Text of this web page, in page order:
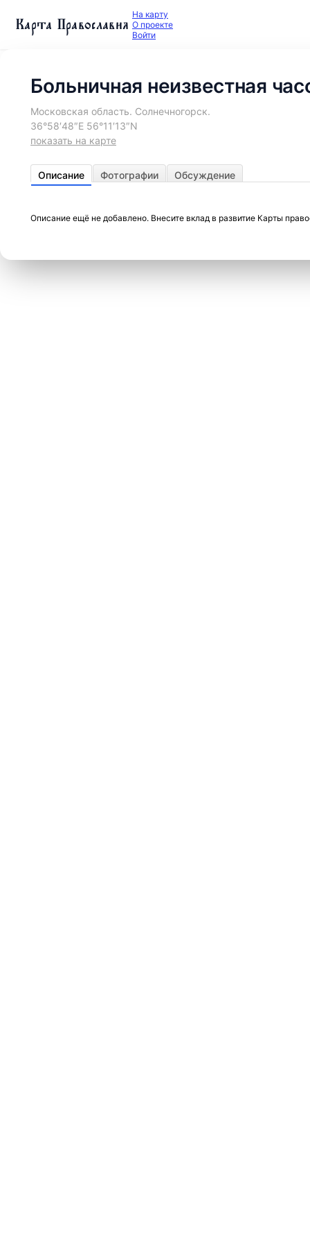
Карта Православия На карту
О проекте
Войти
Больничная неизвестная
Московская область. Солнечногорск.
36°58′48″E 56°11′13″N
показать на карте
Описание Фотографии Обсуждение
Описание ещё не добавлено. Внесите вклад в развитие Карты